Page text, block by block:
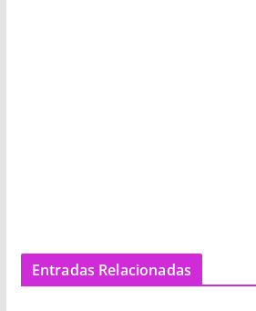
Entradas Relacionadas